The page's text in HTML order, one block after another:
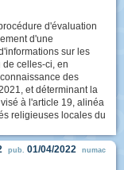
d'évaluation
d'une
sur les
celles-ci, en
des
et déterminant la
à l'article 19, alinéa
religieuses locales du
pub. 01/04/2022 numac